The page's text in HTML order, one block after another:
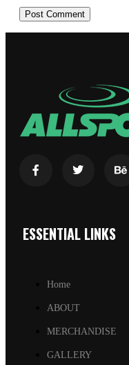
ESSENTIAL LINKS
Home
ABOUT
MERCHANDISE
GALLERY